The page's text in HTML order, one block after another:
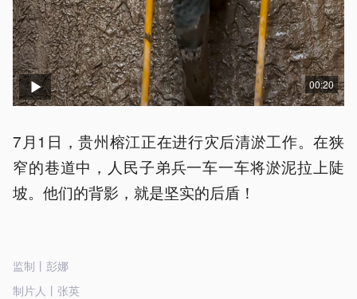
00:20
7月1日，贵州榕江正在进行灾后清淤工作。在狭
窄的巷道中，人民子弟兵一车一车将淤泥拉上陡
坡。他们的背影，就是坚实的后盾！
监制丨彭娜
制片人丨张英